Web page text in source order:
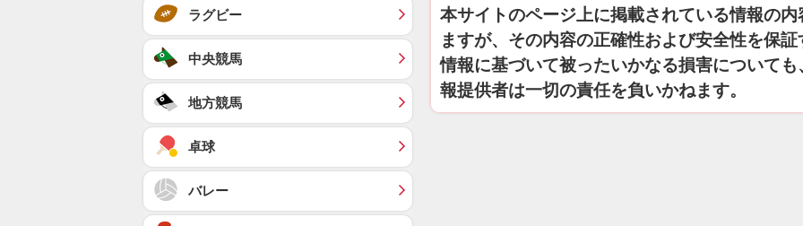
本サイトのページ上に掲載されている情報の
ますが、その内容の正確性および安全性を保
情報に基づいて被ったいかなる損害について
報提供者は一切の責任を負いかねます。
ラグビー
中央競馬
地方競馬
卓球
バレー